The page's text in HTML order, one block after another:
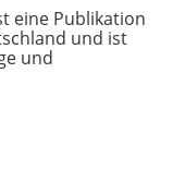
eine Publikation
und ist
und